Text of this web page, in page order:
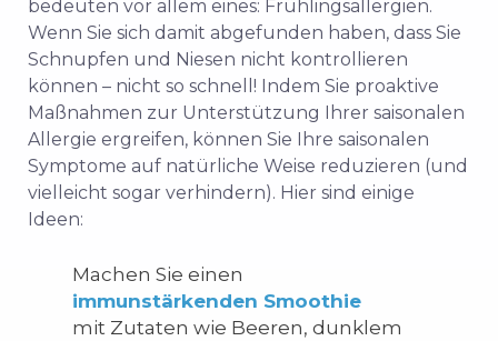
bedeuten vor allem eines: Frühlingsallergien.
Wenn Sie sich damit abgefunden haben, dass Sie
Schnupfen und Niesen nicht kontrollieren
können – nicht so schnell! Indem Sie proaktive
Maßnahmen zur Unterstützung Ihrer saisonalen
Allergie ergreifen, können Sie Ihre saisonalen
Symptome auf natürliche Weise reduzieren (und
vielleicht sogar verhindern). Hier sind einige
Ideen:
Machen Sie einen
immunstärkenden Smoothie
mit Zutaten wie Beeren, dunklem